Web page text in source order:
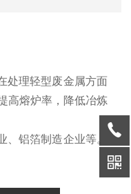
处理轻型废金属方面
高熔炉率，降低冶炼
铝箔制造企业等。